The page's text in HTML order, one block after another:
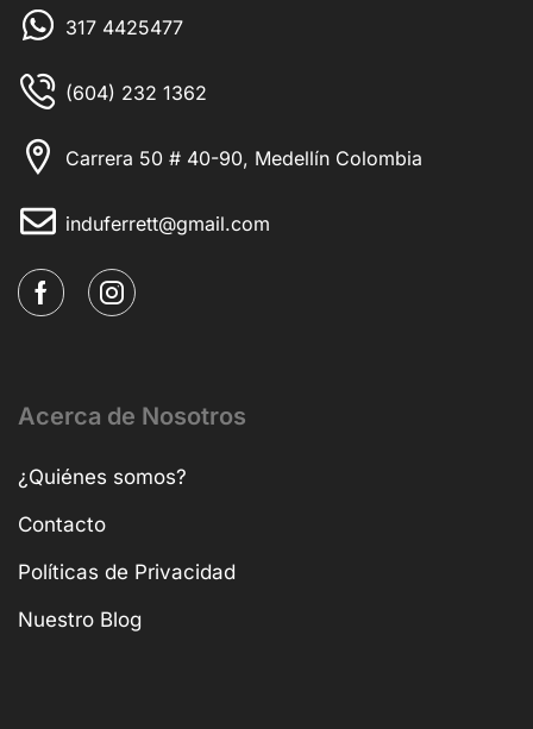
317 4425477
(604) 232 1362
Carrera 50 # 40-90, Medellín Colombia
induferrett@gmail.com
Acerca de Nosotros
¿Quiénes somos?
Contacto
Políticas de Privacidad
Nuestro Blog